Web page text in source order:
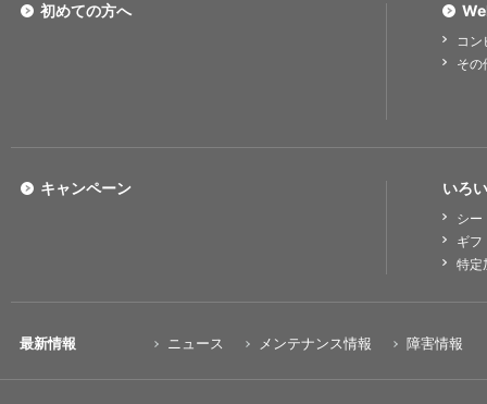
初めての方へ
コ
その
いろ
シー
ギフ
特定
キャンペーン
最新情報 ニュース メンテナンス情報 障害情報